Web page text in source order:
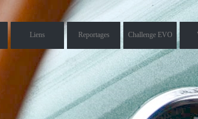
Liens Reportages Challenge EVO